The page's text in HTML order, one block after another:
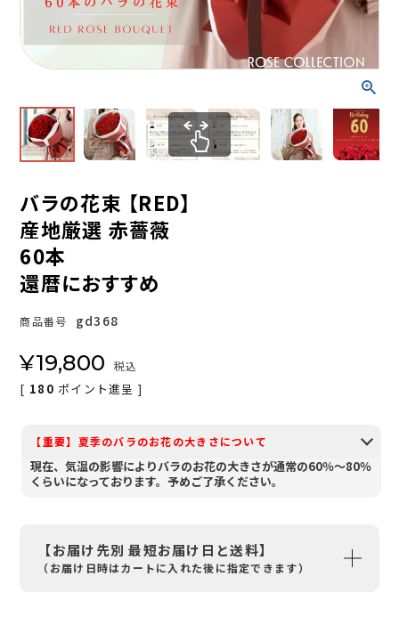
バラの花束 【RED】
産地厳選 赤薔薇
60本
還暦におすすめ
商品番号 gd368
¥19,800 税込
[ 180 ポイント進呈 ]
【重要】夏季のバラのお花の大きさについて
現在、気温の影響によりバラのお花の大きさが通常の60％～80％
くらいになっております。予めご了承ください。
【お届け先別 最短お届け日と送料】
（お届け日時はカートに入れた後に指定できます）